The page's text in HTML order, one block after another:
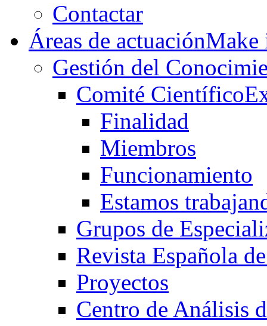
Contactar
Áreas de actuación
Gestión del
Comité Científico
Finalidad
Miembros
Funcionamiento
Estamos
Grupos de
Revista Española
Proyectos
Centro de Análisis